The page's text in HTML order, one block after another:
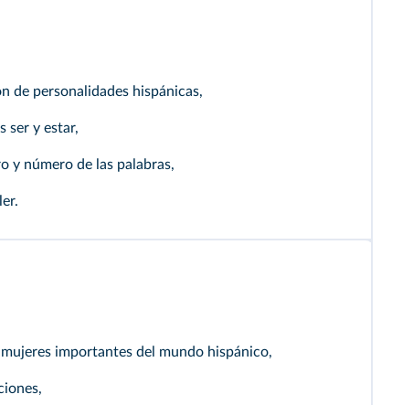
de personalidades hispánicas,
ser y estar,
y número de las palabras,
importantes del mundo hispánico,